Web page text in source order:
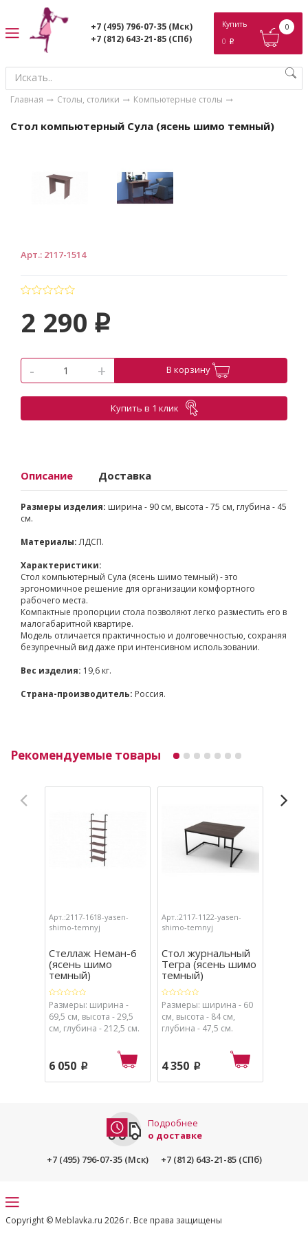
+7 (495) 796-07-35 (Мск)
+7 (812) 643-21-85 (СПб)
Купить
0 p
0
Главная Столы, столики Компьютерные столы
Стол компьютерный Сула (ясень шимо темный)
Арт.: 2117-1514
2 290 p
- + В корзину
Купить в 1 клик
Описание Доставка
Размеры изделия: ширина - 90 см, высота - 75 см, глубина - 45
см.
Материалы:ЛДСП.
Характеристики:
Стол компьютерный Сула (ясень шимо темный) - это
эргономичное решение для организации комфортного
рабочего места.
Компактные пропорции стола позволяют легко разместить его в
малогабаритной квартире.
Модель отличается практичностью и долговечностью, сохраняя
безупречный вид даже при интенсивном использовании.
Вес изделия: 19,6 кг.
Страна-производитель: Россия.
Рекомендуемые товары
Арт.:2117-1618-yasen-
shimo-temnyj
Стеллаж Неман-6
(ясень шимо
темный)
Размеры: ширина -
69,5 см, высота - 29,5
см, глубина - 212,5 см.
6 050 p
Арт.:2117-1122-yasen-
shimo-temnyj
Стол журнальный
Тегра (ясень шимо
темный)
Размеры: ширина - 60
см, высота - 84 см,
глубина - 47,5 см.
4 350 p
Подробнее
о доставке
+7 (495) 796-07-35 (Мск)
+7 (812) 643-21-85 (СПб)
Copyright © Meblavka.ru 2026 г. Все права защищены